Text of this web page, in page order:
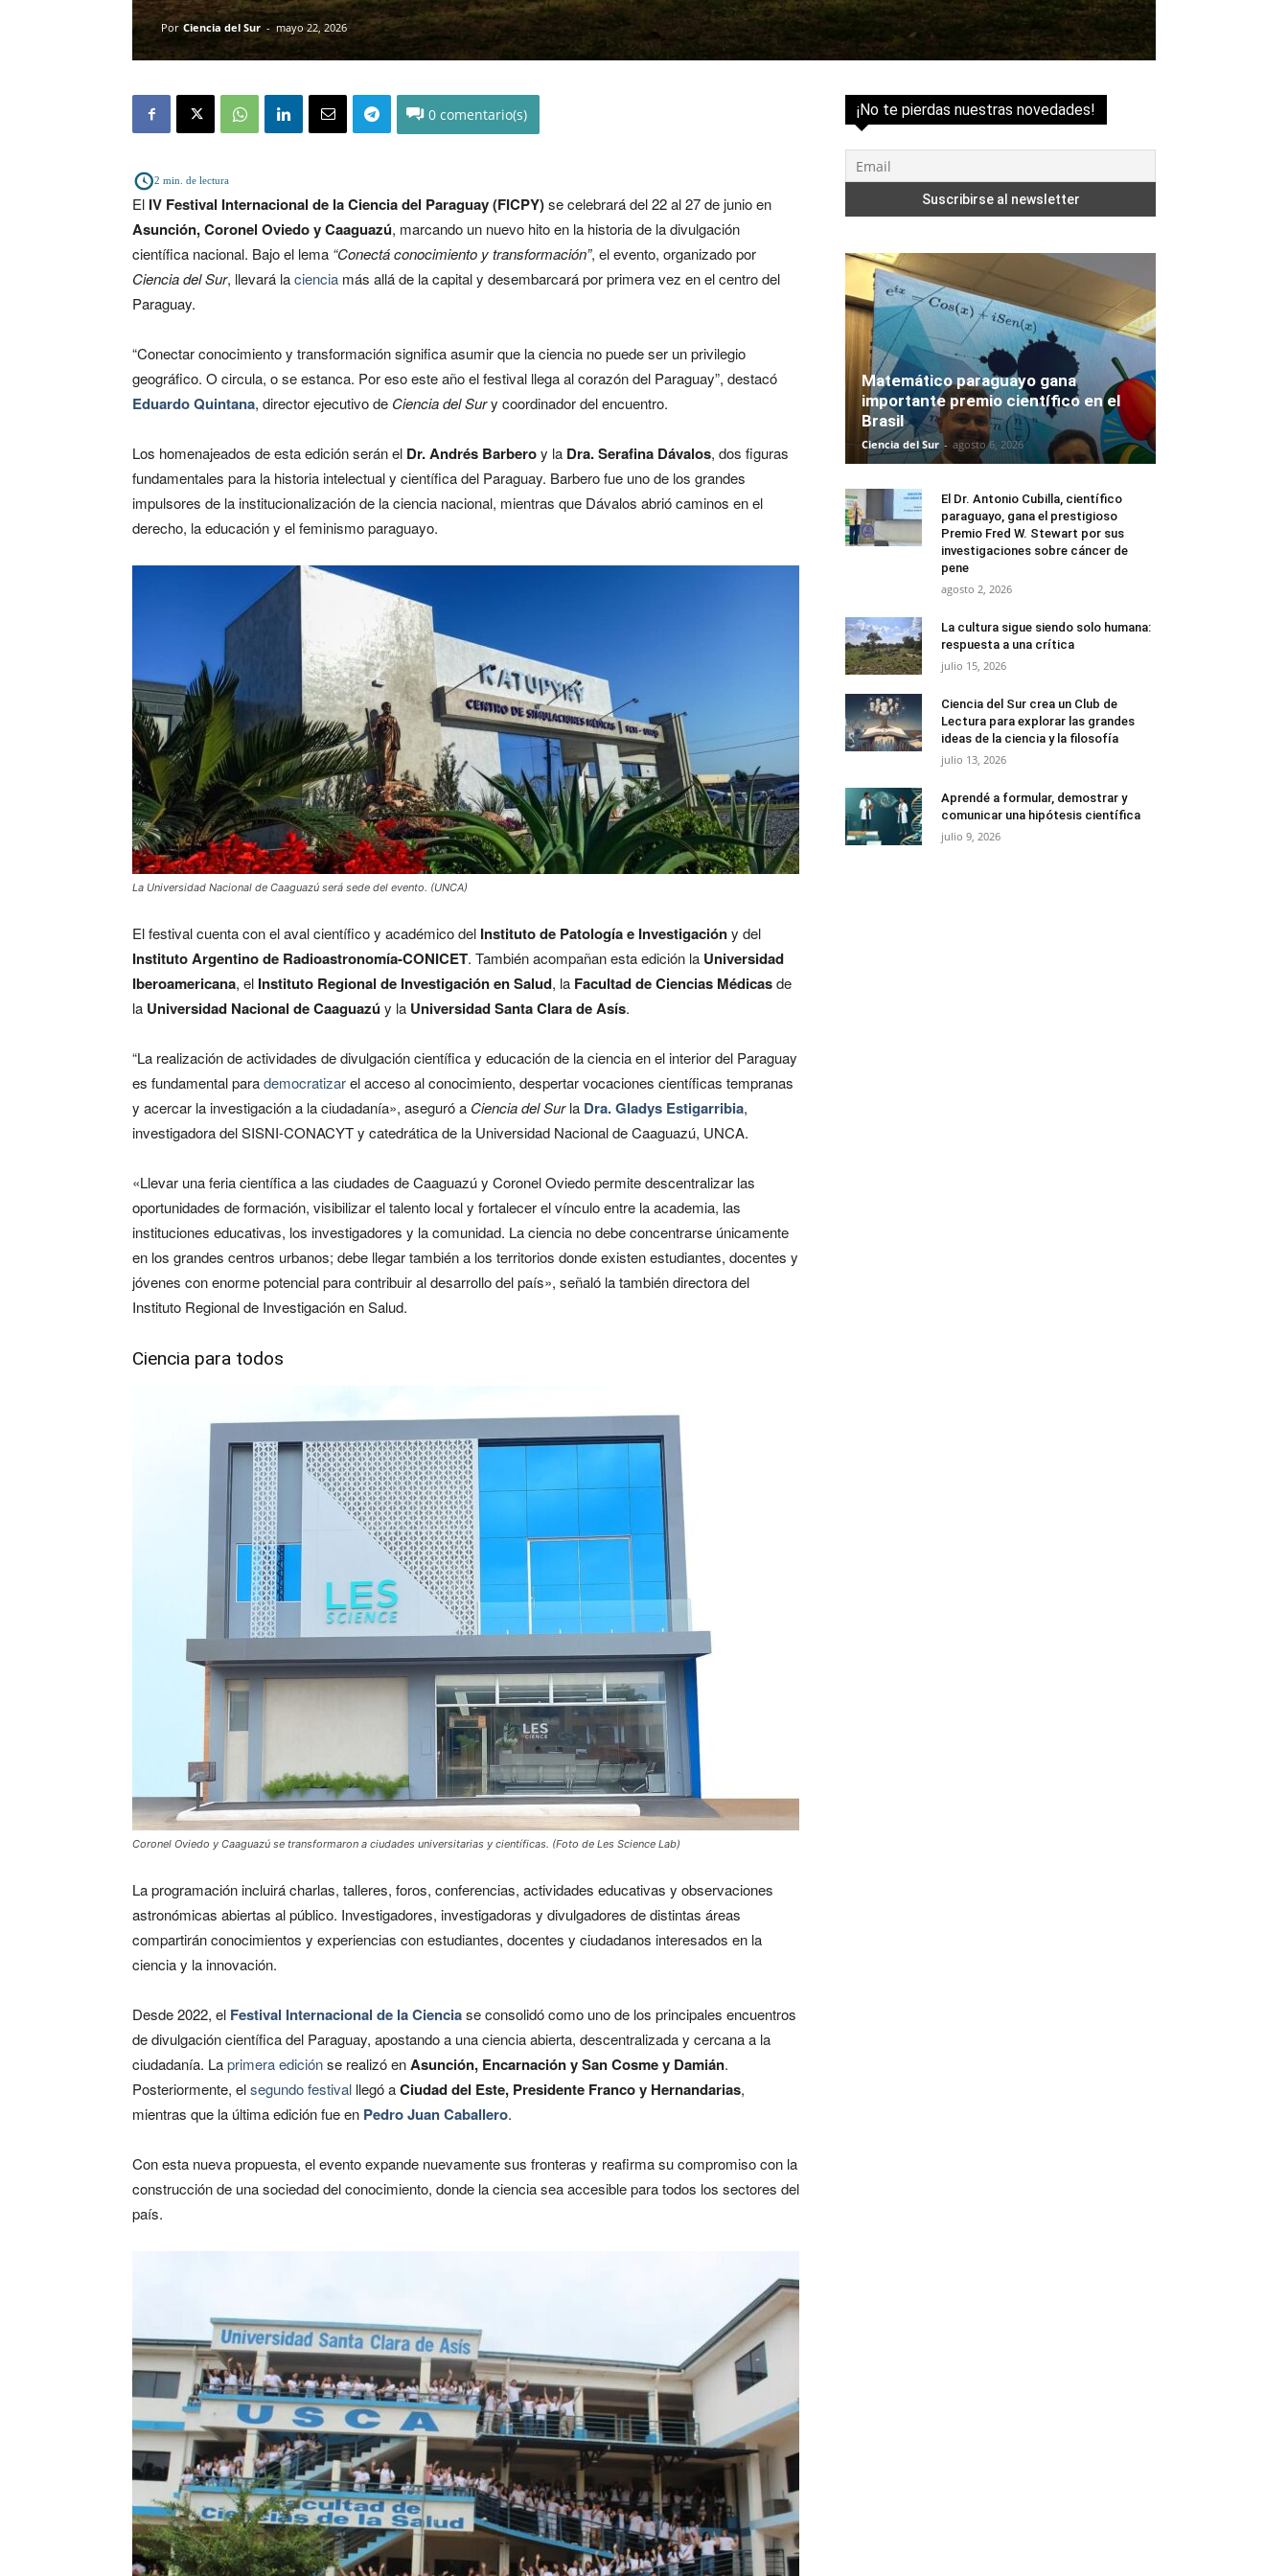
Por Ciencia del Sur - mayo 22, 2026
0
2 min. de lectura
El IV Festival Internacional de la Ciencia del Paraguay (FICPY)se celebrará del 22 al 27 de junio en
Asunción, Coronel Oviedo y Caaguazú, marcando un nuevo hito en la historia de la divulgación
científica nacional. Bajo el lema “Conectá conocimiento y transformación”, el evento, organizado por
Ciencia del Sur, llevará laciencia más allá de la capital y desembarcará por primera vez en el centro del
Paraguay.
“Conectar conocimiento y transformación significa asumir que la ciencia no puede ser un privilegio
geográfico. O circula, o se estanca. Por eso este año el festival llega al corazón del Paraguay”, destacó
Eduardo Quintana, director ejecutivo de Ciencia del Sury coordinador del encuentro.
Los homenajeados de esta edición serán el Dr. Andrés Barberoy la Dra. Serafina Dávalos, dos figuras
fundamentales para la historia intelectual y científica del Paraguay. Barbero fue uno de los grandes
impulsores de la institucionalización de la ciencia nacional, mientras que Dávalos abrió caminos en el
derecho, la educación y el feminismo paraguayo.
La Universidad Nacional de Caaguazú será sede del evento. (UNCA)
El festival cuenta con el aval científico y académico del Instituto de Patología e Investigacióny del
Instituto Argentino de Radioastronomía-CONICET. También acompañan esta edición la Universidad
Iberoamericana, el Instituto Regional de Investigación en Salud, la Facultad de Ciencias Médicasde
la Universidad Nacional de Caaguazúy la Universidad Santa Clara de Asís.
“La realización de actividades de divulgación científica y educación de la ciencia en el interior del Paraguay
es fundamental parademocratizarel acceso al conocimiento, despertar vocaciones científicas tempranas
y acercar la investigación a la ciudadanía», aseguró a Ciencia del Surla Dra. Gladys Estigarribia,
investigadora del SISNI-CONACYT y catedrática de la Universidad Nacional de Caaguazú, UNCA.
«Llevar una feria científica a las ciudades de Caaguazú y Coronel Oviedo permite descentralizar las
oportunidades de formación, visibilizar el talento local y fortalecer el vínculo entre la academia, las
instituciones educativas, los investigadores y la comunidad. La ciencia no debe concentrarse únicamente
en los grandes centros urbanos; debe llegar también a los territorios donde existen estudiantes, docentes y
jóvenes con enorme potencial para contribuir al desarrollo del país», señaló la también directora del
Instituto Regional de Investigación en Salud.
Ciencia para todos
Coronel Oviedo y Caaguazú se transformaron a ciudades universitarias y científicas. (Foto de Les Science Lab)
La programación incluirá charlas, talleres, foros, conferencias, actividades educativas y observaciones
astronómicas abiertas al público. Investigadores, investigadoras y divulgadores de distintas áreas
compartirán conocimientos y experiencias con estudiantes, docentes y ciudadanos interesados en la
ciencia y la innovación.
Desde 2022, el Festival Internacional de la Cienciase consolidó como uno de los principales encuentros
de divulgación científica del Paraguay, apostando a una ciencia abierta, descentralizada y cercana a la
ciudadanía. Laprimera ediciónse realizó enAsunción, Encarnación y San Cosme y Damián.
Posteriormente, elsegundo festival llegó aCiudad del Este, Presidente Franco y Hernandarias,
mientras que la última edición fue en Pedro Juan Caballero.
Con esta nueva propuesta, el evento expande nuevamente sus fronteras y reafirma su compromiso con la
construcción de una sociedad del conocimiento, donde la ciencia sea accesible para todos los sectores del
país.
¡No te pierdas nuestras novedades!
Matemático paraguayo gana
importante premio científico en el
Brasil
Ciencia del Sur - agosto 6, 2026
El Dr. Antonio Cubilla, científico
paraguayo, gana el prestigioso
Premio Fred W. Stewart por sus
investigaciones sobre cáncer de
pene
agosto 2, 2026
La cultura sigue siendo solo humana:
respuesta a una crítica
julio 15, 2026
Ciencia del Sur crea un Club de
Lectura para explorar las grandes
ideas de la ciencia y la filosofía
julio 13, 2026
Aprendé a formular, demostrar y
comunicar una hipótesis científica
julio 9, 2026